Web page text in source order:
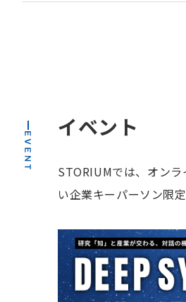
イベント
STORIUMでは、オン
い企業キーパーソン限